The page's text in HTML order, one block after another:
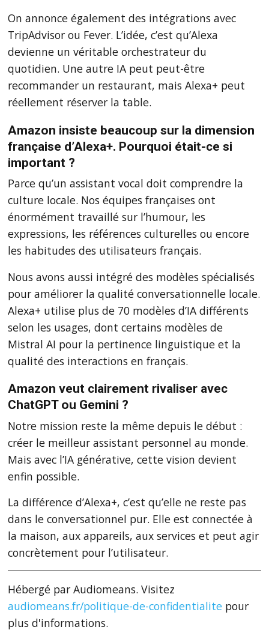
On annonce également des intégrations avec
TripAdvisor ou Fever. L’idée, c’est qu’Alexa
devienne un véritable orchestrateur du
quotidien. Une autre IA peut peut-être
recommander un restaurant, mais Alexa+ peut
réellement réserver la table.
Amazon insiste beaucoup sur la dimension
française d’Alexa+. Pourquoi était-ce si
important ?
Parce qu’un assistant vocal doit comprendre la
culture locale. Nos équipes françaises ont
énormément travaillé sur l’humour, les
expressions, les références culturelles ou encore
les habitudes des utilisateurs français.
Nous avons aussi intégré des modèles spécialisés
pour améliorer la qualité conversationnelle locale.
Alexa+ utilise plus de 70 modèles d’IA différents
selon les usages, dont certains modèles de
Mistral AI pour la pertinence linguistique et la
qualité des interactions en français.
Amazon veut clairement rivaliser avec
ChatGPT ou Gemini ?
Notre mission reste la même depuis le début :
créer le meilleur assistant personnel au monde.
Mais avec l’IA générative, cette vision devient
enfin possible.
La différence d’Alexa+, c’est qu’elle ne reste pas
dans le conversationnel pur. Elle est connectée à
la maison, aux appareils, aux services et peut agir
concrètement pour l’utilisateur.
Hébergé par Audiomeans. Visitez
audiomeans.fr/politique-de-confidentialite pour
plus d'informations.